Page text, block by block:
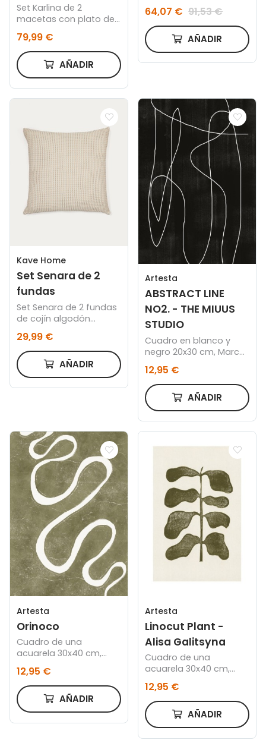
Set Karlina de 2
macetas con plato de
79,99 €
AÑADIR
64,07 € 91,53 €
AÑADIR
Kave Home
Set Senara de 2
fundas
Set Senara de 2 fundas
de cojín algodón
50 cm
29,99 €
AÑADIR
Artesta
ABSTRACT LINE
NO2. - THE MIUUS
STUDIO
Cuadro en blanco y
negro 20x30 cm, Marco
12,95 €
AÑADIR
Artesta
Orinoco
Cuadro de una
acuarela 30x40 cm,
Marco color roble
12,95 €
AÑADIR
Artesta
Linocut Plant -
Alisa Galitsyna
Cuadro de una
acuarela 30x40 cm,
Marco color roble
12,95 €
AÑADIR